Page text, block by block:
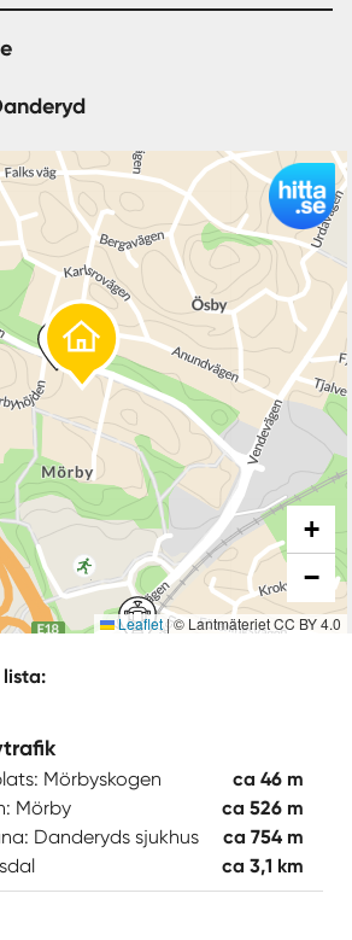
+
−
Leaflet|© Lantmäteriet CC BY 4.0
lista:
Mörbyskogen
ca 46 m
Mörby
ca 526 m
Danderyds sjukhus
ca 754 m
ca 3,1 km